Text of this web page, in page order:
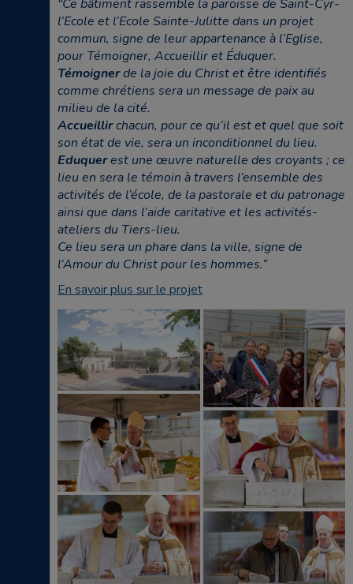
“Ce bâtiment rassemble la paroisse de Saint-Cyr-
l’Ecole et l’Ecole Sainte-Julitte dans un projet
commun, signe de leur appartenance à l’Eglise,
pour Témoigner, Accueillir et Éduquer.
Témoignerde la joie du Christ et être identifiés
comme chrétiens sera un message de paix au
milieu de la cité.
Accueillirchacun, pour ce qu’il est et quel que soit
son état de vie, sera un inconditionnel du lieu.
Eduquerest une œuvre naturelle des croyants ; ce
lieu en sera le témoin à travers l’ensemble des
activités de l’école, de la pastorale et du patronage
ainsi que dans l’aide caritative et les activités-
ateliers du Tiers-lieu.
Ce lieu sera un phare dans la ville, signe de
l’Amour du Christ pour les hommes.”
En savoir plus sur le projet